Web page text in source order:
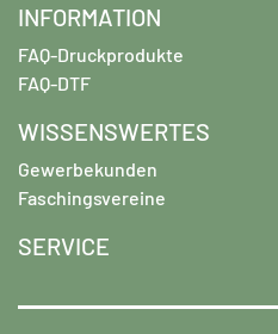
INFORMATION
FAQ-Druckprodukte
FAQ-DTF
WISSENSWERTES
Gewerbekunden
Faschingsvereine
SERVICE